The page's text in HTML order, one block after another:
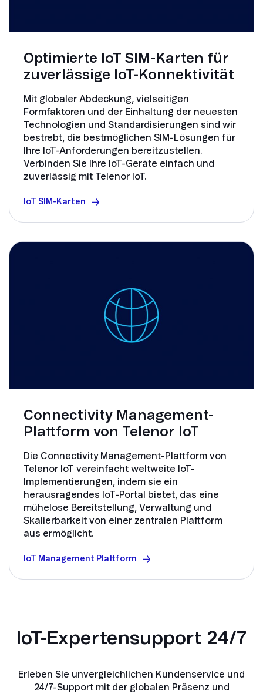
Optimierte IoT SIM-Karten für
zuverlässige IoT-Konnektivität
Mit globaler Abdeckung, vielseitigen
Formfaktoren und der Einhaltung der neuesten
Technologien und Standardisierungen sind wir
bestrebt, die bestmöglichen SIM-Lösungen für
Ihre IoT-Anforderungen bereitzustellen.
Verbinden Sie Ihre IoT-Geräte einfach und
zuverlässig mit Telenor IoT.
IoT SIM-Karten
Connectivity Management-
Plattform von Telenor IoT
Die Connectivity Management-Plattform von
Telenor IoT vereinfacht weltweite IoT-
Implementierungen, indem sie ein
herausragendes IoT-Portal bietet, das eine
mühelose Bereitstellung, Verwaltung und
Skalierbarkeit von einer zentralen Plattform
aus ermöglicht.
IoT Management Plattform
IoT-Expertensupport 24/7
Erleben Sie unvergleichlichen Kundenservice und
24/7-Support mit der globalen Präsenz und